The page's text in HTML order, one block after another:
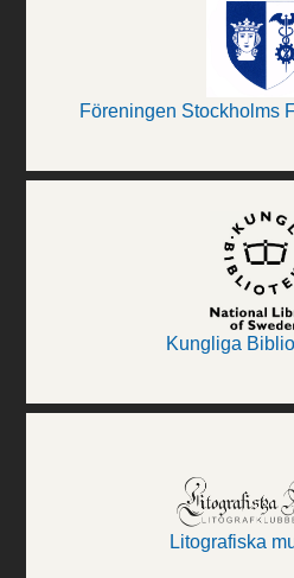
Föreningen Stockholms
Kungliga
Litografiska